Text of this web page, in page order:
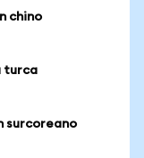
chino
turca
surcoreano